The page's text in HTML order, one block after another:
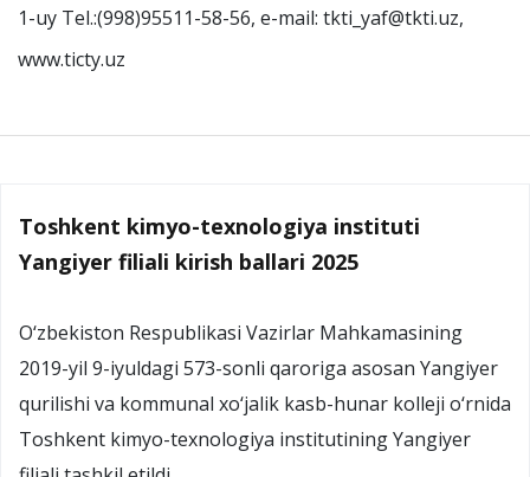
1-uy Tel.:(998)95511-58-56, e-mail: tkti_yaf@tkti.uz,
www.ticty.uz
Toshkent kimyo-texnologiya instituti
Yangiyer filiali kirish ballari 2025
O‘zbekiston Respublikasi Vazirlar Mahkamasining
2019-yil 9-iyuldagi 573-sonli qaroriga asosan Yangiyer
qurilishi va kommunal xo‘jalik kasb-hunar kolleji o‘rnida
Toshkent kimyo-texnologiya institutining Yangiyer